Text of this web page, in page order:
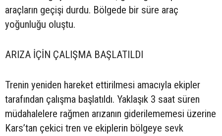
araçların geçişi durdu. Bölgede bir süre araç
yoğunluğu oluştu.
ARIZA İÇİN ÇALIŞMA BAŞLATILDI
Trenin yeniden hareket ettirilmesi amacıyla ekipler
tarafından çalışma başlatıldı. Yaklaşık 3 saat süren
müdahalelere rağmen arızanın giderilememesi üzerine
Kars’tan çekici tren ve ekiplerin bölgeye sevk